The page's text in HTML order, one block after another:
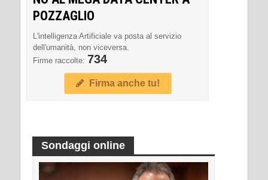
POZZAGLIO
L'intelligenza Artificiale va posta al servizio
dell'umanità, non viceversa.
Firme raccolte: 734
Firma anche tu!
Sondaggi online